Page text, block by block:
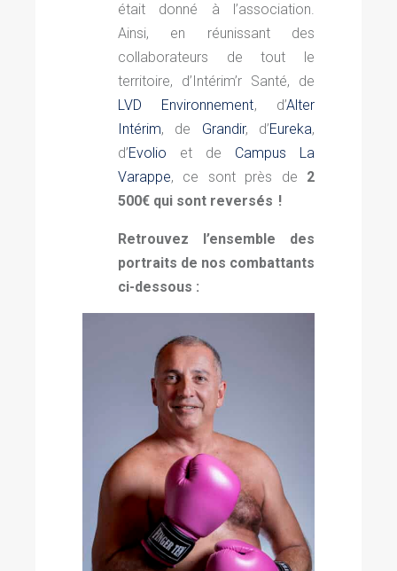
était donné à l’association.
Ainsi, en réunissant des
collaborateurs de tout le
territoire, d’Intérim’r Santé, de
LVD Environnement, d’Alter
Intérim, de Grandir, d’Eureka,
d’Evolio et de Campus La
Varappe, ce sont près de 2
500€ qui sont reversés !
Retrouvez l’ensemble des
portraits de nos combattants
ci-dessous :